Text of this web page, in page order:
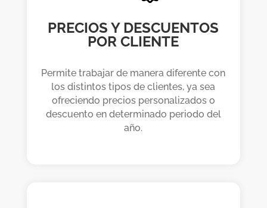
PRECIOS Y DESCUENTOS
POR CLIENTE
Permite trabajar de manera diferente con
los distintos tipos de clientes, ya sea
ofreciendo precios personalizados o
descuento en determinado periodo del
año.